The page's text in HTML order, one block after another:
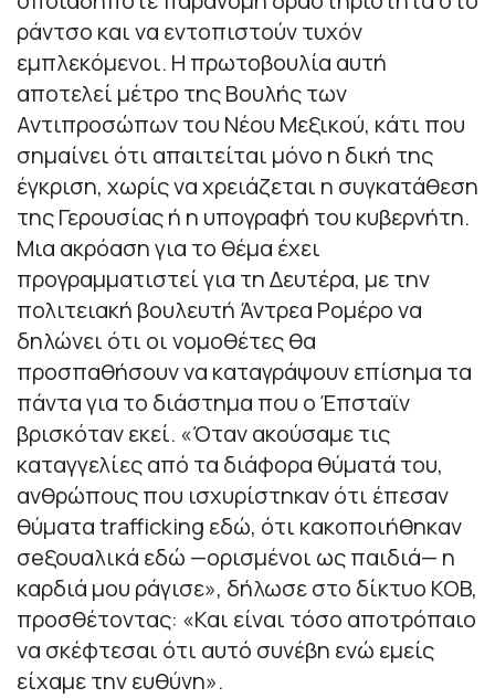
ράντσο και να εντοπιστούν τυχόν
εμπλεκόμενοι. Η πρωτοβουλία αυτή
αποτελεί μέτρο της Βουλής των
Αντιπροσώπων του Νέου Μεξικού, κάτι που
σημαίνει ότι απαιτείται μόνο η δική της
έγκριση, χωρίς να χρειάζεται η συγκατάθεση
της Γερουσίας ή η υπογραφή του κυβερνήτη.
Μια ακρόαση για το θέμα έχει
προγραμματιστεί για τη Δευτέρα, με την
πολιτειακή βουλευτή Άντρεα Ρομέρο να
δηλώνει ότι οι νομοθέτες θα
προσπαθήσουν να καταγράψουν επίσημα τα
πάντα για το διάστημα που ο Έπσταϊν
βρισκόταν εκεί. «Όταν ακούσαμε τις
καταγγελίες από τα διάφορα θύματά του,
ανθρώπους που ισχυρίστηκαν ότι έπεσαν
θύματα trafficking εδώ, ότι κακοποιήθηκαν
σeξουαλικά εδώ —ορισμένοι ως παιδιά— η
καρδιά μου ράγισε», δήλωσε στο δίκτυο KOB,
προσθέτοντας: «Και είναι τόσο αποτρόπαιο
να σκέφτεσαι ότι αυτό συνέβη ενώ εμείς
είχαμε την ευθύνη».